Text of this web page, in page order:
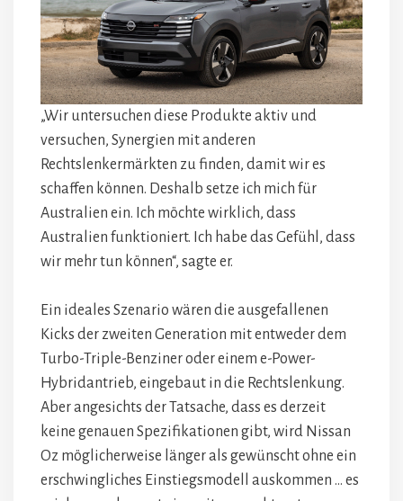
„Wir untersuchen diese Produkte aktiv und
versuchen, Synergien mit anderen
Rechtslenkermärkten zu finden, damit wir es
schaffen können. Deshalb setze ich mich für
Australien ein. Ich möchte wirklich, dass
Australien funktioniert. Ich habe das Gefühl, dass
wir mehr tun können“, sagte er.
Ein ideales Szenario wären die ausgefallenen
Kicks der zweiten Generation mit entweder dem
Turbo-Triple-Benziner oder einem e-Power-
Hybridantrieb, eingebaut in die Rechtslenkung.
Aber angesichts der Tatsache, dass es derzeit
keine genauen Spezifikationen gibt, wird Nissan
Oz möglicherweise länger als gewünscht ohne ein
erschwingliches Einstiegsmodell auskommen … es